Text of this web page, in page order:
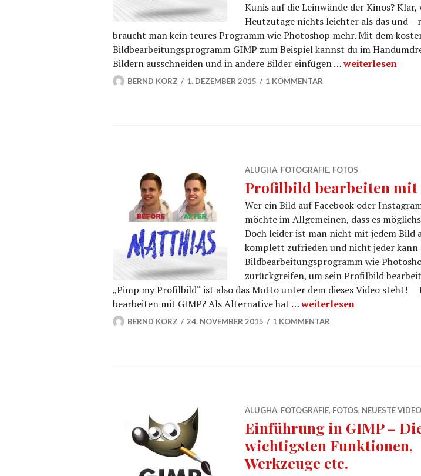
Kunis auf die Leinwände der Kinos?
Heutzutage nichts leichter als das und –
braucht man kein teures Programm wie Photoshop mehr. Mit dem
Bildbearbeitungsprogramm GIMP zum Beispiel kannst du im
Bildern ausschneiden und in andere Bilder einfügen …Kostenloses
weiterlesen
BERND KORZ 1. DEZEMBER 2015 1 KOMMENTAR
ALUGHA, FOTOGRAFIE, FOTOS
Profilbild bearbeiten mit
Wer ein Bild auf Facebook oder
möchte im Allgemeinen, dass es
Doch leider ist man nicht mit jedem Bild
komplett zufrieden und nicht jeder kann
Bildbearbeitungsprogramm wie
zurückgreifen, um sein Profilbild
„Pimp my Profilbild“ ist also das Motto unter dem dieses Video
bearbeiten mit GIMP? Als Alternative hat …Profilbild bearbeiten mit
weiterlesen
BERND KORZ 24. NOVEMBER 2015 1 KOMMENTAR
ALUGHA, FOTOGRAFIE, FOTOS, NEUESTE
Einführung in GIMP –
wichtigsten Funktionen,
Werkzeuge etc.